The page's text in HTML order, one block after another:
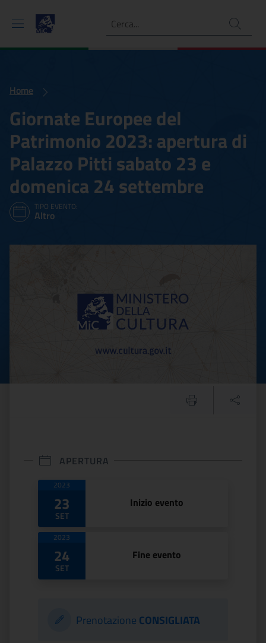
Ricerca
Home
Giornate Europee del
Patrimonio 2023: apertura di
Palazzo Pitti sabato 23 e
domenica 24 settembre
TIPO EVENTO:
Altro
APERTURA
Date di apertura
2023
23
SET
Inizio evento
2023
24
SET
Fine evento
Prenotazione CONSIGLIATA